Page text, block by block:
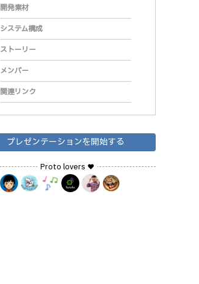
開発素材
システム構成
ストーリー
メンバー
関連リンク
プレゼンテーションを開始する
Proto lovers ♥